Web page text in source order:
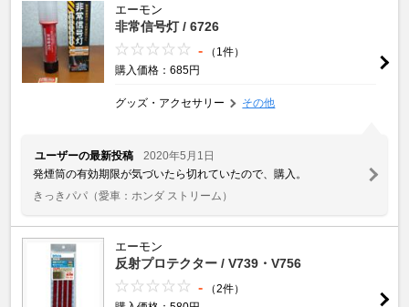
エーモン
非常信号灯 / 6726
-
（1件）
購入価格：685円
グッズ・アクセサリー その他
ユーザーの最新投稿
2020年5月1日
発煙筒の有効期限が気づいたら切れていたので、購入。
きっきパパ （愛車：ホンダ ストリーム）
エーモン
反射プロテクター / V739・V756
-
（2件）